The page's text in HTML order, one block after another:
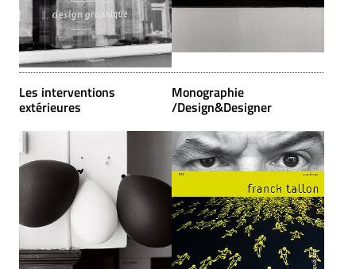
Les interventions
extérieures
Monographie
/Design&Designer